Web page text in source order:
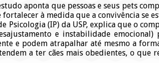
aponta que pessoas e seus pets
à medida que a convivência se
(IP) da USP, explica que o
e instabilidade emocional)
e podem atrapalhar até mesmo a
a ter cães mais obedientes, o